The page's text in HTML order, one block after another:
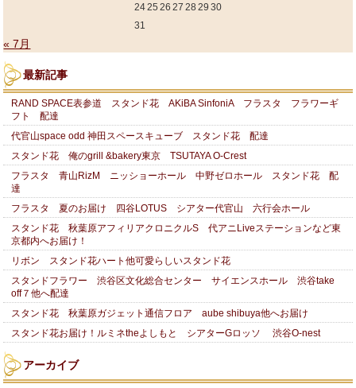
2425 26 27 28 29 30
31
« 7月
最新記事
RAND SPACE表参道 スタンド花 AKiBA SinfoniA フラスタ フラワーギ
フト 配達
代官山space odd 神田スペースキューブ スタンド花 配達
スタンド花 俺のgrill &bakery東京 TSUTAYA O-Crest
フラスタ 青山RizM ニッショーホール 中野ゼロホール スタンド花 配
達
フラスタ 夏のお届け 四谷LOTUS シアター代官山 六行会ホール
スタンド花 秋葉原アフィリアクロニクルS 代アニLiveステーションなど東
京都内へお届け！
リボン スタンド花ハート他可愛らしいスタンド花
スタンドフラワー 渋谷区文化総合センター サイエンスホール 渋谷take
off７他へ配達
スタンド花 秋葉原ガジェット通信フロア aube shibuya他へお届け
スタンド花お届け！ルミネtheよしもと シアターGロッソ 渋谷O-nest
アーカイブ